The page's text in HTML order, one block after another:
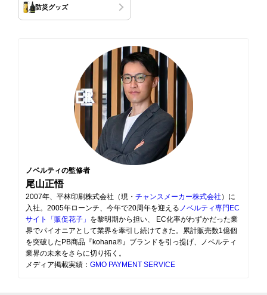
防災グッズ
ノベルティの監修者
尾山正悟
2007年、平林印刷株式会社（現・ チャンスメーカー株式会社 ）に
入社。2005年ローンチ、今年で20周年を迎える ノベルティ専門EC
サイト「販促花子」 を黎明期から担い、 EC化率がわずかだった業
界でパイオニアとして業界を牽引し続けてきた。累計販売数1億個
を突破したPB商品『kohana®』ブランドを引っ提げ、ノベルティ
業界の未来をさらに切り拓く。
メディア掲載実績： GMO PAYMENT SERVICE